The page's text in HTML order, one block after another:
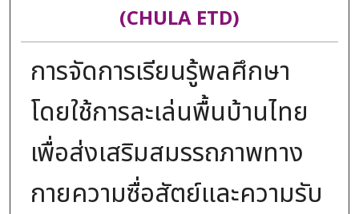
(CHULA ETD)
การจัดการเรียนรู้พลศึกษา
โดยใช้การละเล่นพื้นบ้านไทย
เพื่อส่งเสริมสมรรถภาพทาง
กายความซื่อสัตย์และความรับ